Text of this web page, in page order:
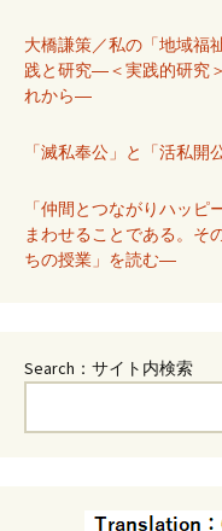
大橋謙策／私の「地域福
践と研究―＜実践的研究
れから―
「滅私奉公」と「活私
「仲間とつながりハッ
まわせることである。
ちの授業」を読む―
Search：サイト内検索